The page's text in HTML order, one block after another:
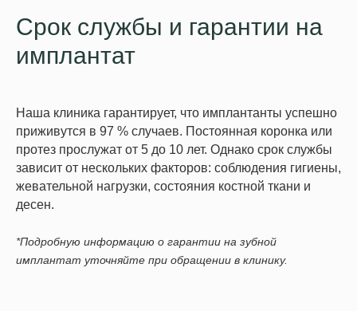
Срок службы и гарантии на
имплантат
Наша клиника гарантирует, что имплантанты успешно
приживутся в 97 % случаев. Постоянная коронка или
протез прослужат от 5 до 10 лет. Однако срок службы
зависит от нескольких факторов: соблюдения гигиены,
жевательной нагрузки, состояния костной ткани и
десен.
*Подробную информацию о гарантии на зубной
имплантат уточняйте при обращении в клинику.